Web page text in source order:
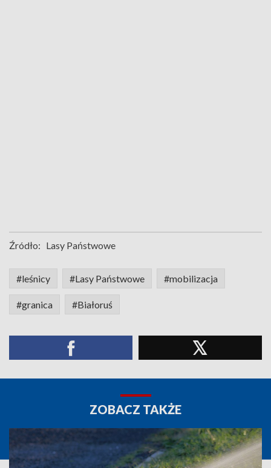
Źródło: Lasy Państwowe
#leśnicy #Lasy Państwowe #mobilizacja
#granica #Białoruś
ZOBACZ TAKŻE